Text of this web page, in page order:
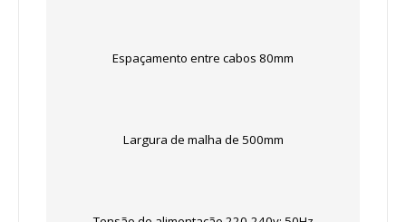
Espaçamento entre cabos 80mm
Largura de malha de 500mm